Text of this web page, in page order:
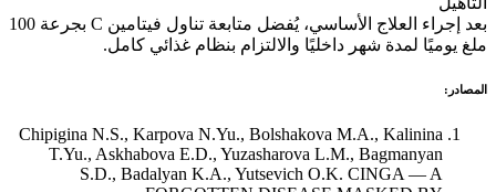
بعد إجراء العلاج الأساسي، يُفضل متابعة تناول فيتامين C بجرعة 100
ملغ يوميًا لمدة شهر داخليًا والالتزام بنظام غذائي كامل.
المصادر:
Chipigina N.S., Karpova N.Yu., Bolshakova M.A., Kalinina
T.Yu., Askhabova E.D., Yuzasharova L.M., Bagmanyan
S.D., Badalyan K.A., Yutsevich O.K. CINGA — A